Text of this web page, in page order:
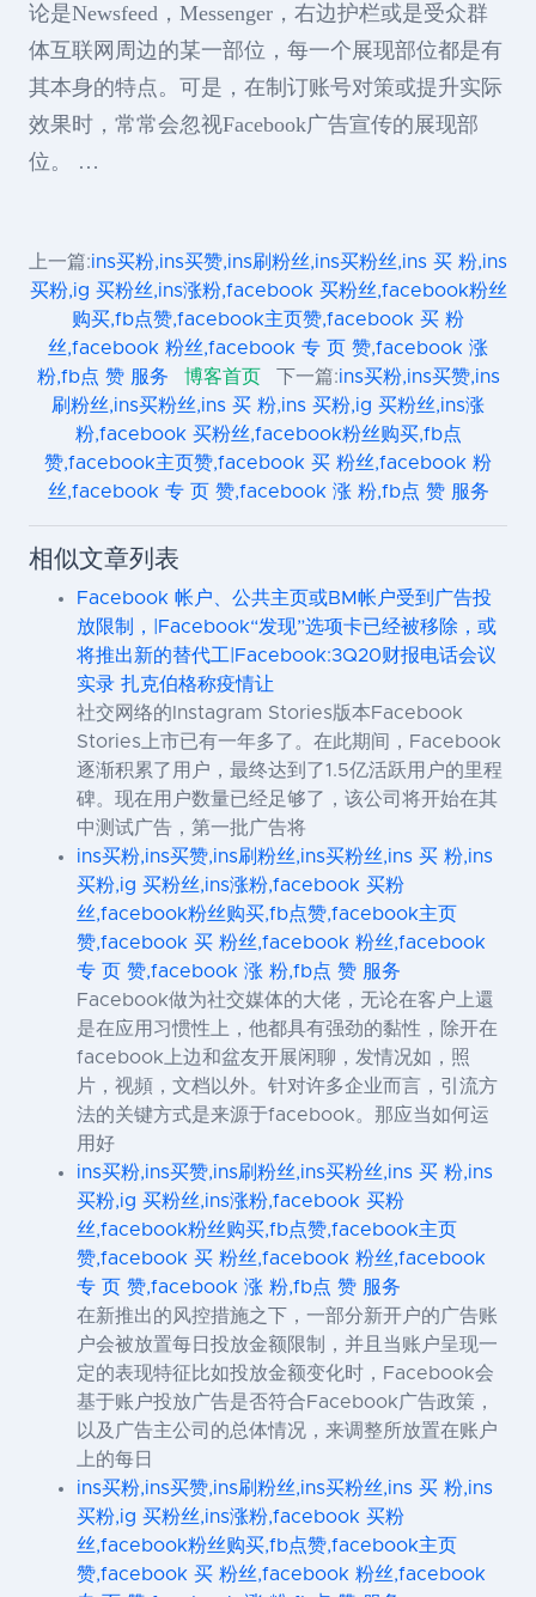
论是Newsfeed，Messenger，右边护栏或是受众群
体互联网周边的某一部位，每一个展现部位都是有
其本身的特点。可是，在制订账号对策或提升实际
效果时，常常会忽视Facebook广告宣传的展现部
位。 …
上一篇:ins买粉,ins买赞,ins刷粉丝,ins买粉丝,ins 买 粉,ins
买粉,ig 买粉丝,ins涨粉,facebook 买粉丝,facebook粉丝
购买,fb点赞,facebook主页赞,facebook 买 粉
丝,facebook 粉丝,facebook 专 页 赞,facebook 涨
粉,fb点 赞 服务
博客首页 下一篇:ins买粉,ins买赞,ins
刷粉丝,ins买粉丝,ins 买 粉,ins 买粉,ig 买粉丝,ins涨
粉,facebook 买粉丝,facebook粉丝购买,fb点
赞,facebook主页赞,facebook 买 粉丝,facebook 粉
丝,facebook 专 页 赞,facebook 涨 粉,fb点 赞 服务
相似文章列表
Facebook 帐户、公共主页或BM帐户受到广告投
放限制，|Facebook“发现”选项卡已经被移除，或
将推出新的替代工|Facebook:3Q20财报电话会议
实录 扎克伯格称疫情让
社交网络的Instagram Stories版本Facebook
Stories上市已有一年多了。在此期间，Facebook
逐渐积累了用户，最终达到了1.5亿活跃用户的里程
碑。现在用户数量已经足够了，该公司将开始在其
中测试广告，第一批广告将
ins买粉,ins买赞,ins刷粉丝,ins买粉丝,ins 买 粉,ins
买粉,ig 买粉丝,ins涨粉,facebook 买粉
丝,facebook粉丝购买,fb点赞,facebook主页
赞,facebook 买 粉丝,facebook 粉丝,facebook
专 页 赞,facebook 涨 粉,fb点 赞 服务
Facebook做为社交媒体的大佬，无论在客户上還
是在应用习惯性上，他都具有强劲的黏性，除开在
facebook上边和盆友开展闲聊，发情况如，照
片，视頻，文档以外。针对许多企业而言，引流方
法的关键方式是来源于facebook。那应当如何运
用好
ins买粉,ins买赞,ins刷粉丝,ins买粉丝,ins 买 粉,ins
买粉,ig 买粉丝,ins涨粉,facebook 买粉
丝,facebook粉丝购买,fb点赞,facebook主页
赞,facebook 买 粉丝,facebook 粉丝,facebook
专 页 赞,facebook 涨 粉,fb点 赞 服务
在新推出的风控措施之下，一部分新开户的广告账
户会被放置每日投放金额限制，并且当账户呈现一
定的表现特征比如投放金额变化时，Facebook会
基于账户投放广告是否符合Facebook广告政策，
以及广告主公司的总体情况，来调整所放置在账户
上的每日
ins买粉,ins买赞,ins刷粉丝,ins买粉丝,ins 买 粉,ins
买粉,ig 买粉丝,ins涨粉,facebook 买粉
丝,facebook粉丝购买,fb点赞,facebook主页
赞,facebook 买 粉丝,facebook 粉丝,facebook